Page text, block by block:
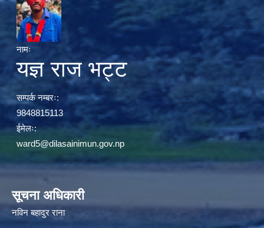
नामः
यज्ञ राज भट्ट
सम्पर्क नम्बरः:
9848815113
ईमेलः:
ward5@dilasainimun.gov.np
सूचना अधिकारी
नविन बहादुर राना